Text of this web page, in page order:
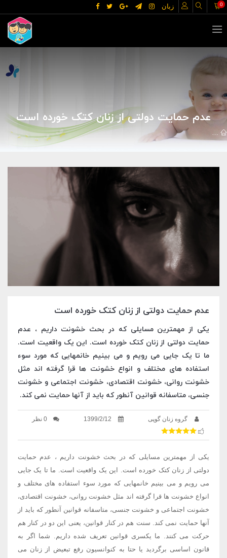
زبان 0
عدم حمایت دولتی از زنان کتک خورده است
خانه و خانواده عدم حمایت دولتی از زنان کتک
عدم حمایت دولتی از زنان کتک خورده است
یکی از مهمترین مسایلی که در بحث خشونت داریم ، عدم
حمایت دولتی از زنان کتک خورده است. این یک واقعیت است.
ما تا یک جایی می رویم و می بینیم خانمهایی که مورد سوء
استفاده های مختلف و انواع خشونت ها قرا گرفته اند مثل
خشونت روانی، خشونت اقتصادی، خشونت اجتماعی و خشونت
جنسی، متاسفانه قوانین آنطور که باید از آنها حمایت نمی کند.
گروه زنان گوپی 1399/2/12 0 نظر
یکی از مهمترین مسایلی که در بحث خشونت داریم ، عدم حمایت
دولتی از زنان کتک خورده است. این یک واقعیت است. ما تا یک جایی
می رویم و می بینیم خانمهایی که مورد سوء استفاده های مختلف و
انواع خشونت ها قرا گرفته اند مثل خشونت روانی، خشونت اقتصادی،
خشونت اجتماعی و خشونت جنسی، متاسفانه قوانین آنطور که باید از
آنها حمایت نمی کند. سنت هم در کنار قوانین، یعنی این دو در کنار هم
حرکت می کنند. ما یکسری قوانین تعریف شده داریم. شما اگر به
قانون اساسی برگردید یا حتا به کنوانسیون رفع تبعیض از زنان می